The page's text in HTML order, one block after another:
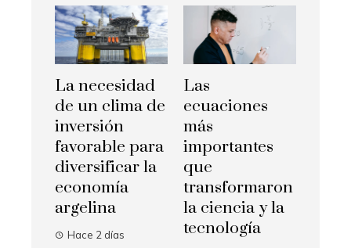
La necesidad
de un clima de
inversión
favorable para
diversificar la
economía
argelina
Hace 2 días
Las
ecuaciones
más
importantes
que
transformaron
la ciencia y la
tecnología